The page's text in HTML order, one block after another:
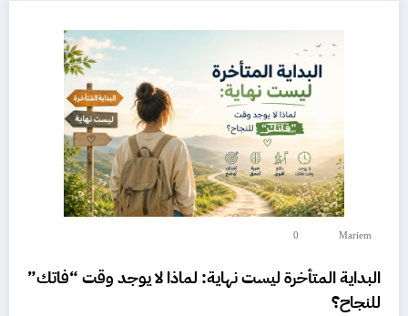
Mariem
0
البداية المتأخرة ليست نهاية: لماذا لا يوجد وقت “فاتك”
للنجاح؟